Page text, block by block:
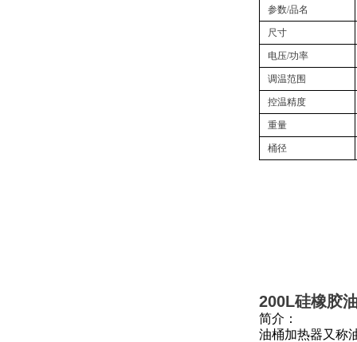
参数/品名
尺寸
电压/功率
调温范围
控温精度
重量
桶径
200L硅橡胶
简介：
油桶加热器又称